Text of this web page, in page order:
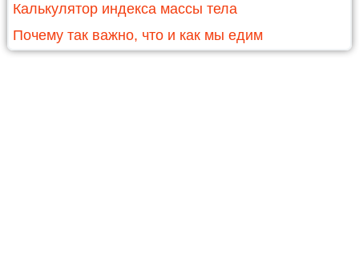
Калькулятор индекса массы тела
Почему так важно, что и как мы едим